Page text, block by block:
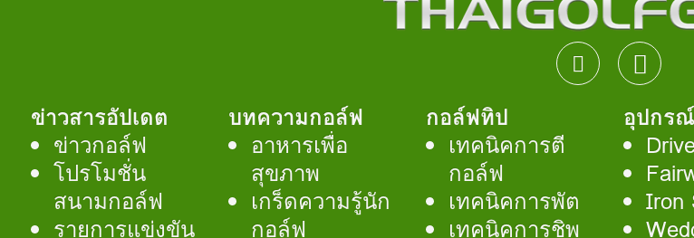
ข่าวสารอัปเดต
ข่าวกอล์ฟ
โปรโมชั่น
สนามกอล์ฟ
รายการแข่งขัน
บทความกอล์ฟ
อาหารเพื่อ
สุขภาพ
เกร็ดความรู้นัก
กอล์ฟ
กอล์ฟทิป
เทคนิคการตี
กอล์ฟ
เทคนิคการพัต
เทคนิคการชิพ
อุปกร
Iron